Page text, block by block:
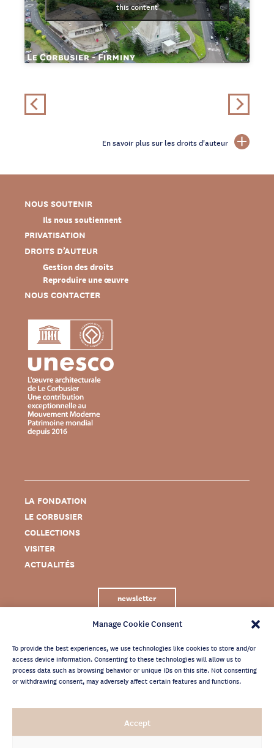
Manage Cookie Consent
To provide the best experiences, we use technologies like cookies to store and/or
access device information. Consenting to these technologies will allow us to
process data such as browsing behavior or unique IDs on this site. Not consenting
or withdrawing consent, may adversely affect certain features and functions.
Accept
this content
En savoir plus sur les droits d'auteur
NOUS SOUTENIR
Ils nous soutiennent
PRIVATISATION
DROITS D’AUTEUR
Gestion des droits
Reproduire une œuvre
NOUS CONTACTER
LA FONDATION
LE CORBUSIER
COLLECTIONS
VISITER
ACTUALITÉS
newsletter
MENTIONS LÉGALES
CRÉDITS
POLITIQUE DE CONFIDENTIALITÉ